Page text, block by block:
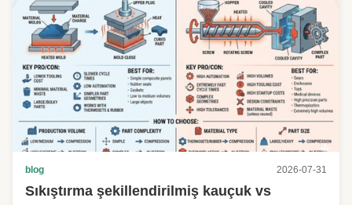
blog 2026-07-31
Sıkıştırma şekillendirilmiş kauçuk vs